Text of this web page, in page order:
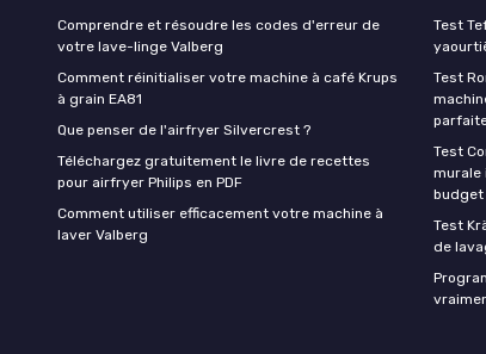
Comprendre et résoudre les codes d'erreur de
votre lave-linge Valberg
Comment réinitialiser votre machine à café Krups
à grain EA81
Que penser de l'airfryer Silvercrest ?
Téléchargez gratuitement le livre de recettes
pour airfryer Philips en PDF
Comment utiliser efficacement votre machine à
laver Valberg
Test
Test
Test
murale
budget
Test
de